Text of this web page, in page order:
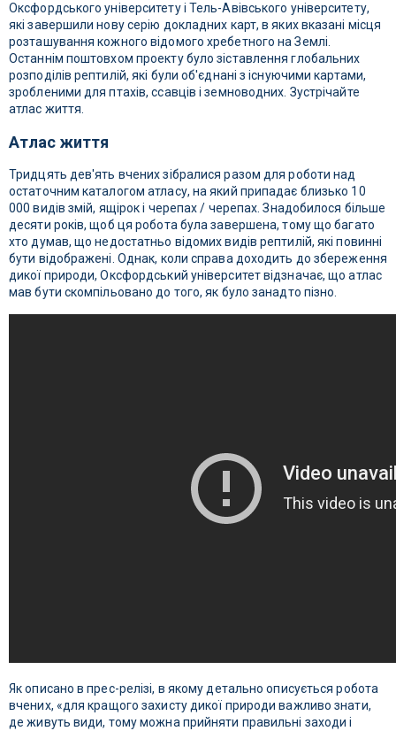
Оксфордського університету і Тель-Авівського університету,
які завершили нову серію докладних карт, в яких вказані місця
розташування кожного відомого хребетного на Землі.
Останнім поштовхом проекту було зіставлення глобальних
розподілів рептилій, які були об'єднані з існуючими картами,
зробленими для птахів, ссавців і земноводних. Зустрічайте
атлас життя.
Атлас життя
Тридцять дев'ять вчених зібралися разом для роботи над
остаточним каталогом атласу, на який припадає близько 10
000 видів змій, ящірок і черепах / черепах. Знадобилося більше
десяти років, щоб ця робота була завершена, тому що багато
хто думав, що недостатньо відомих видів рептилій, які повинні
бути відображені. Однак, коли справа доходить до збереження
дикої природи, Оксфордський університет відзначає, що атлас
мав бути скомпільовано до того, як було занадто пізно.
Як описано в прес-релізі, в якому детально описується робота
вчених, «для кращого захисту дикої природи важливо знати,
де живуть види, тому можна прийняти правильні заходи і